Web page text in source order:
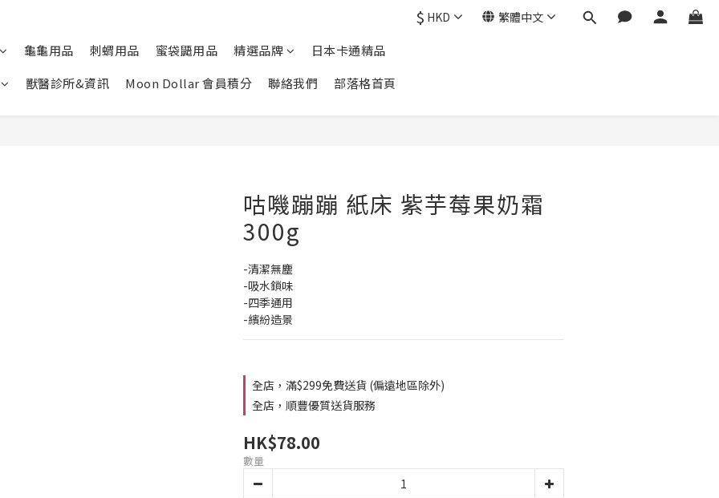
$ HKD 繁體中文
龜龜用品 刺蝟用品 蜜袋鼯用品 精選品牌
日本卡通精品
獸醫診所&資訊
Moon Dollar 會員積分 聯絡我們 部落格首頁
咕嘰蹦蹦 紙床 紫芋莓果奶霜
300g
-清潔無塵
-吸水鎖味
-四季通用
-繽紛造景
全店，滿$299免費送貨 (偏遠地區除外)
全店，順豐優質送貨服務
HK$78.00
數量